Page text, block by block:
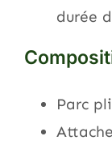
durée
Parc